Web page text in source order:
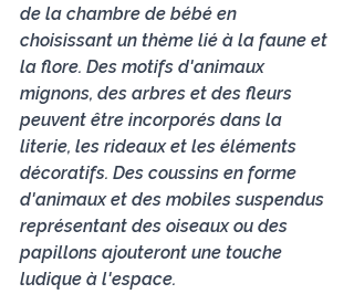
de la chambre de bébé en
choisissant un thème lié à la faune et
la flore. Des motifs d'animaux
mignons, des arbres et des fleurs
peuvent être incorporés dans la
literie, les rideaux et les éléments
décoratifs. Des coussins en forme
d'animaux et des mobiles suspendus
représentant des oiseaux ou des
papillons ajouteront une touche
ludique à l'espace.